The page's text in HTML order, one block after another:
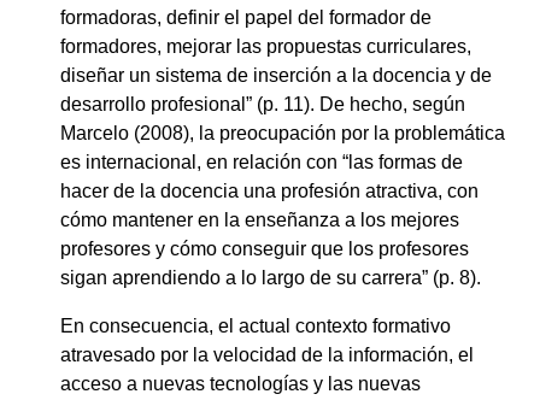
formadoras, definir el papel del formador de
formadores, mejorar las propuestas curriculares,
diseñar un sistema de inserción a la docencia y de
desarrollo profesional” (p. 11). De hecho, según
Marcelo (2008), la preocupación por la problemática
es internacional, en relación con “las formas de
hacer de la docencia una profesión atractiva, con
cómo mantener en la enseñanza a los mejores
profesores y cómo conseguir que los profesores
sigan aprendiendo a lo largo de su carrera” (p. 8).
En consecuencia, el actual contexto formativo
atravesado por la velocidad de la información, el
acceso a nuevas tecnologías y las nuevas